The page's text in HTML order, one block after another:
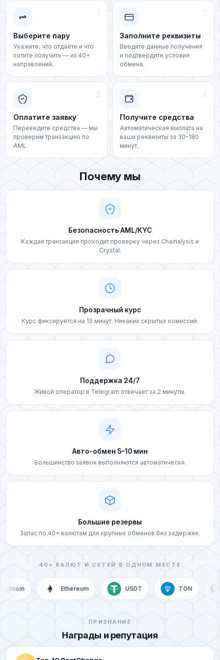
Visa/MasterCard (UAH)
Visa/MasterCard (KZT)
Банковская карта (KGS)
Банковский счет (UAH)
Счет компании (UAH)
Евразийский банк (KZT)
Bereke Bank (KZT)
Фридом Банк (KZT)
Jusan Bank (KZT)
ЦентрКредит (KZT)
Наличные USD (Чернигов)
Наличные UAH (Чернигов)
Наличные USD (Винница)
Volet (USD)
Ethereum (ETH)
Aptos (APT)
BNB BEP20 (BNB)
TrueUSD TRC20 (TUSD)
TrueUSD ERC20 (TUSD)
Tether Gold ERC20 (XAUT)
MonoBank (UAH)
УкрСиббанк (UAH)
Izibank (UAH)
ПУМБ (UAH)
Sense Bank (UAH)
Банковская карта (USD)
Банковская карта (AZN)
Банковская карта (AED)
Банковская карта (GBP)
Банковская карта (GEL)
Банковская карта (INR)
Банковская карта (MDL)
Банковская карта (KGS)
Выберите пару
Укажите, что отдаёте и что
хотите получить — из 40+
направлений.
Заполните реквизиты
Введите данные получения
и подтвердите условия
обмена.
Оплатите заявку
Переведите средства — мы
проверим транзакцию по
AML.
Получите средства
Автоматическая выплата на
ваши реквизиты за 30–180
минут.
Почему мы
Безопасность AML/KYC
Каждая транзакция проходит проверку через Chainalysis и
Crystal.
Прозрачный курс
Курс фиксируется на 15 минут. Никаких скрытых комиссий.
Поддержка 24/7
Живой оператор в Telegram отвечает за 2 минуты.
Авто-обмен 5–10 мин
Большинство заявок выполняются автоматически.
Большие резервы
Запас по 40+ валютам для крупных обменов без задержек.
40+ ВАЛЮТ И СЕТЕЙ В ОДНОМ МЕСТЕ
Ethereum USDT TON
ПРИЗНАНИЕ
Награды и репутация